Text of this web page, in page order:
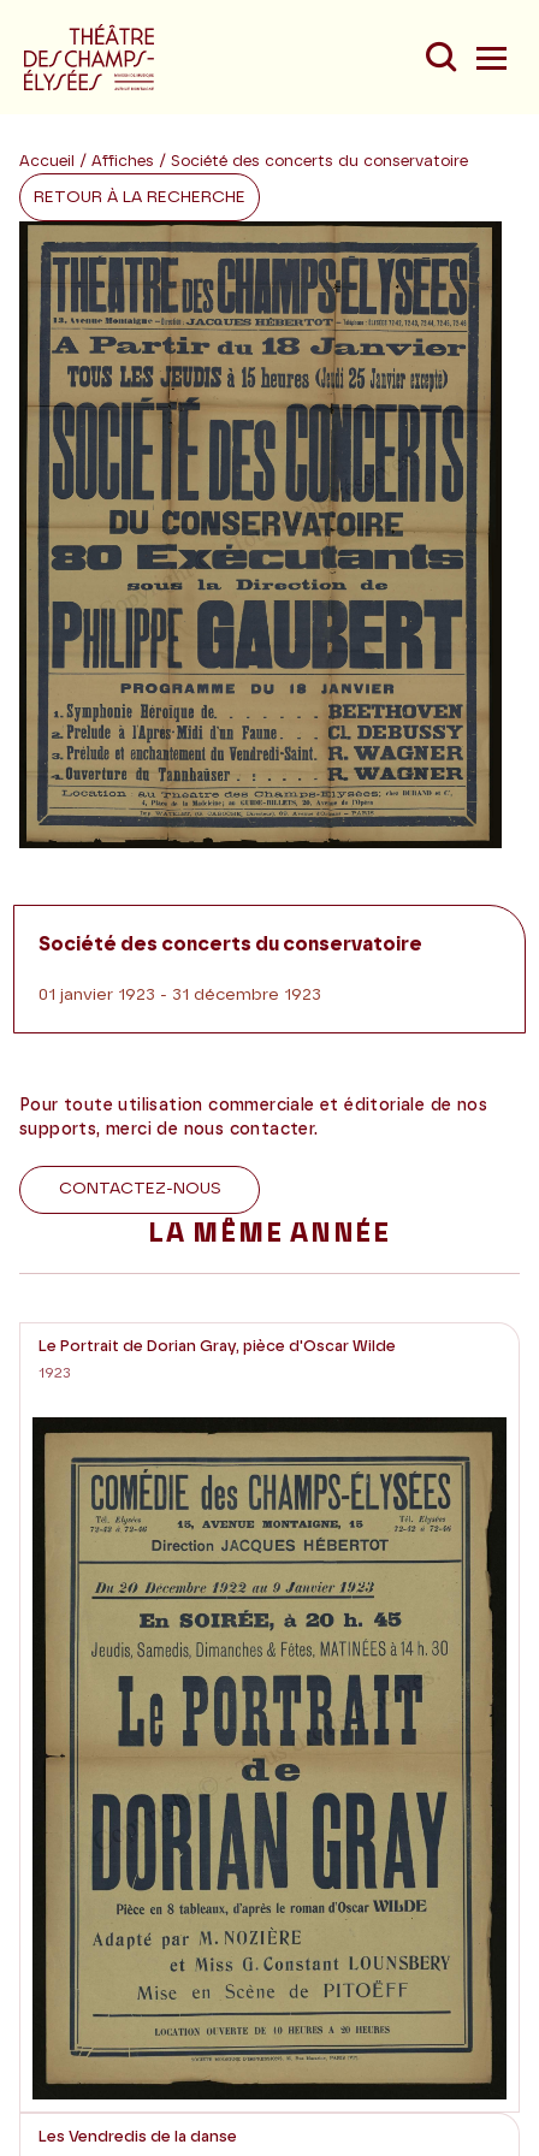
Du
Au
Accueil / Affiches / Société des concerts du conservatoire
RETOUR À LA RECHERCHE
Société des concerts du conservatoire
01 janvier 1923 - 31 décembre 1923
Pour toute utilisation commerciale et éditoriale de nos
supports, merci de nous contacter.
CONTACTEZ-NOUS
LA MÊME ANNÉE
Le Portrait de Dorian Gray, pièce d'Oscar Wilde
1923
Les Vendredis de la danse